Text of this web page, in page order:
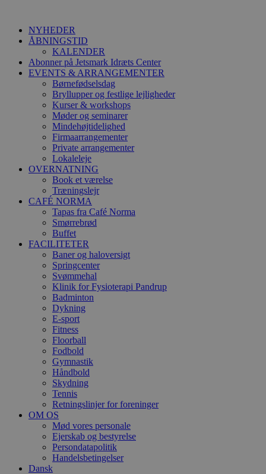
indholdNYHEDER
ÅBNINGSTID
KALENDER
Abonner på Jetsmark Idræts Center
EVENTS & ARRANGEMENTER
Børnefødselsdag
Bryllupper og festlige lejligheder
Kurser & workshops
Møder og seminarer
Mindehøjtidelighed
Firmaarrangementer
Private arrangementer
Lokaleleje
OVERNATNING
Book et værelse
Træningslejr
CAFÉ NORMA
Tapas fra Café Norma
Smørrebrød
Buffet
FACILITETER
Baner og haloversigt
Springcenter
Svømmehal
Klinik for Fysioterapi Pandrup
Badminton
Dykning
E-sport
Fitness
Floorball
Fodbold
Gymnastik
Håndbold
Skydning
Tennis
Retningslinjer for foreninger
OM OS
Mød vores personale
Ejerskab og bestyrelse
Persondatapolitik
Handelsbetingelser
Dansk